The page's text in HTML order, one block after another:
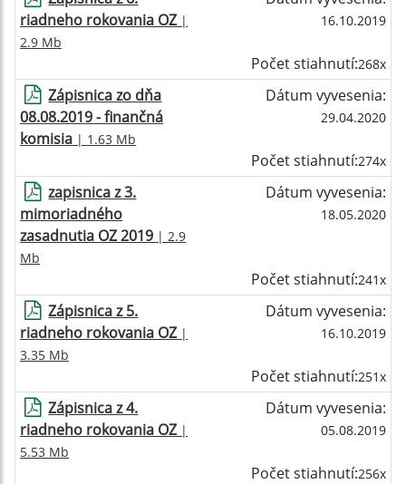
riadneho rokovania OZ|
2.9 Mb
16.10.2019
Počet stiahnutí:268x
Zápisnica zo dňa
08.08.2019 - finančná
komisia | 1.63 Mb
Dátum vyvesenia:
29.04.2020
Počet stiahnutí:274x
zapisnica z 3.
mimoriadného
zasadnutia OZ 2019 | 2.9
Mb
Dátum vyvesenia:
18.05.2020
Počet stiahnutí:241x
Zápisnica z 5.
riadneho rokovania OZ|
3.35 Mb
Dátum vyvesenia:
16.10.2019
Počet stiahnutí:251x
Zápisnica z 4.
riadneho rokovania OZ|
5.53 Mb
Dátum vyvesenia:
05.08.2019
Počet stiahnutí:256x